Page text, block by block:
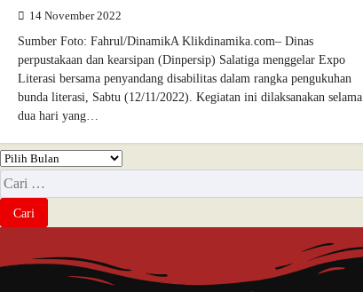
14 November 2022
Sumber Foto: Fahrul/DinamikA Klikdinamika.com– Dinas
perpustakaan dan kearsipan (Dinpersip) Salatiga menggelar Expo
Literasi bersama penyandang disabilitas dalam rangka pengukuhan
bunda literasi, Sabtu (12/11/2022). Kegiatan ini dilaksanakan selama
dua hari yang…